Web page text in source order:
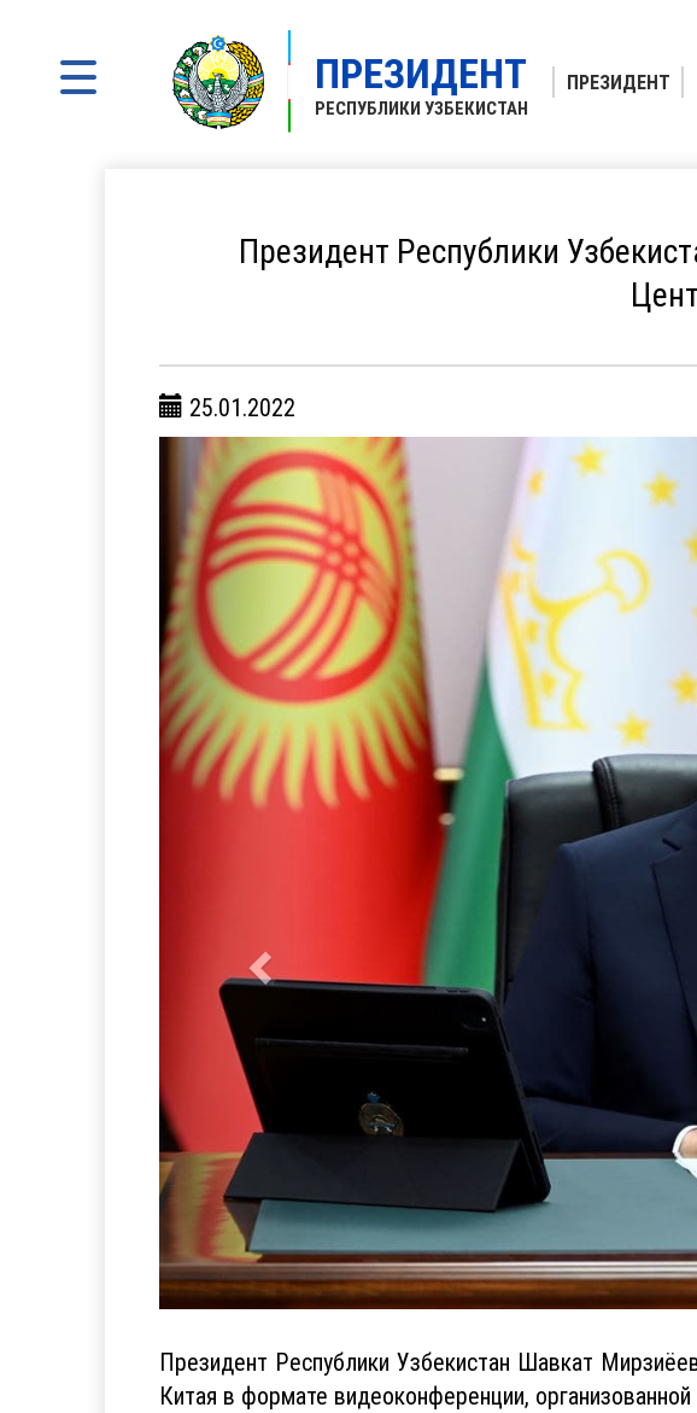
ПРЕЗИДЕНТ
РЕСПУБЛИКИ УЗБЕКИСТАН
ПРЕЗИДЕНТ
Президент Республики
25.01.2022
Президент Республики Узбекистан Шавкат
Китая в формате видеоконференции,